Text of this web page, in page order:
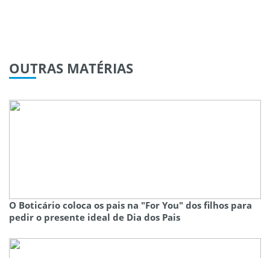
OUTRAS MATÉRIAS
O Boticário coloca os pais na "For You" dos filhos para
pedir o presente ideal de Dia dos Pais